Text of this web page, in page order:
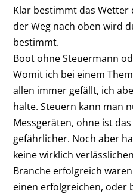
Klar bestimmt das
der Weg nach oben wird
bestimmt.
Boot ohne Steuermann
Womit ich bei einem
allen immer gefällt, ich
halte. Steuern kann man
Messgeräten, ohne ist
gefährlicher. Noch aber
keine wirklich
Branche erfolgreich
einen erfolgreichen, oder